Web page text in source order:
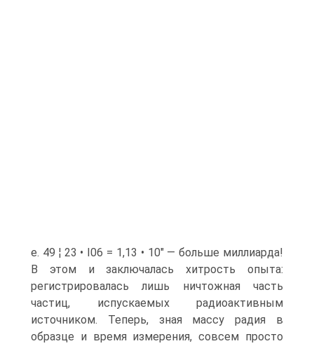
е. 49 ¦ 23 • I06 = 1,13 • 10" — больше миллиарда!
В этом и заключалась хитрость опыта:
регистрировалась лишь ничтожная часть
частиц, испускаемых радиоактивным
источником. Теперь, зная массу радия в
образце и время измерения, совсем просто